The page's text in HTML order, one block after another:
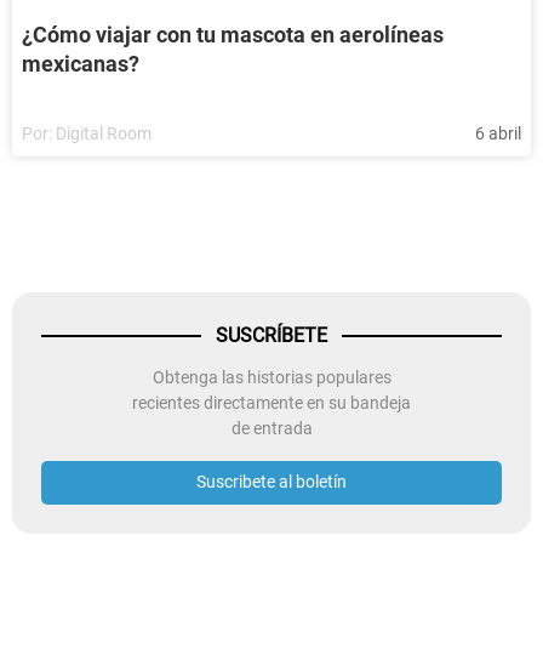
¿Cómo viajar con tu mascota en aerolíneas
mexicanas?
Por: Digital Room 6 abril
SUSCRÍBETE
Obtenga las historias populares
recientes directamente en su bandeja
de entrada
Suscribete al boletín